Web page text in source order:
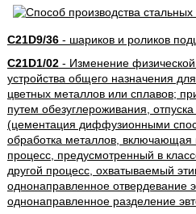
C21D9/36- шариков и роликов
C21D1/02- Изменение физической
устройства общего назначения
цветных металлов или сплавов;
путем обезуглероживания,
(цементация диффузионными
обработка металлов, включающая
процесс, предусмотренный в
другой процесс, охватываемый
однонаправленное отвердевание
однонаправленное разделение